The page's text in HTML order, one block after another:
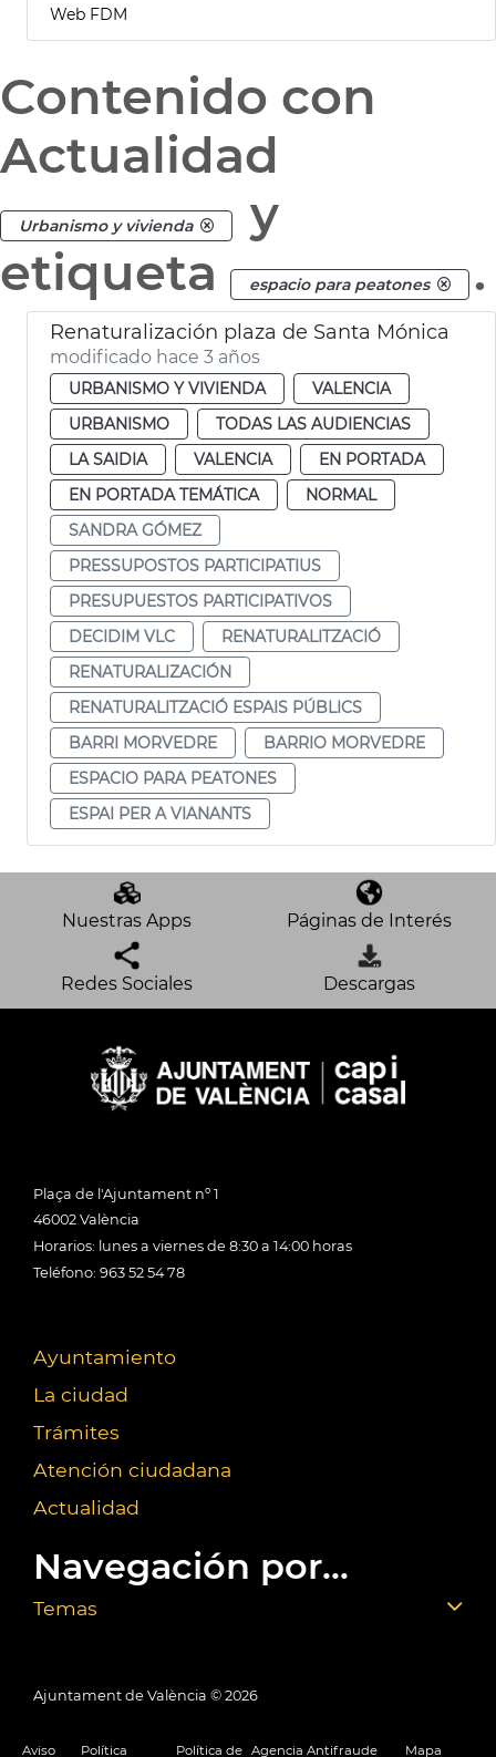
Web FDM
Contenido con
Actualidad
Urbanismo y vivienda
y
etiqueta
espacio para peatones .
Renaturalización plaza de Santa Mónica
modificado hace 3 años
URBANISMO Y VIVIENDA
VALENCIA
URBANISMO
TODAS LAS AUDIENCIAS
LA SAIDIA
VALENCIA
EN PORTADA
EN PORTADA TEMÁTICA
NORMAL
SANDRA GÓMEZ
PRESSUPOSTOS PARTICIPATIUS
PRESUPUESTOS PARTICIPATIVOS
DECIDIM VLC
RENATURALITZACIÓ
RENATURALIZACIÓN
RENATURALITZACIÓ ESPAIS PÚBLICS
BARRI MORVEDRE
BARRIO MORVEDRE
ESPACIO PARA PEATONES
ESPAI PER A VIANANTS
Nuestras Apps Páginas de Interés
Redes Sociales Descargas
Plaça de l'Ajuntament nº 1
46002 València
Horarios: lunes a viernes de 8:30 a 14:00 horas
Teléfono: 963 52 54 78
Ayuntamiento
La ciudad
Trámites
Atención ciudadana
Actualidad
Navegación por...
Temas
Ajuntament de València © 2026
Aviso Política Política de Agencia Antifraude Mapa